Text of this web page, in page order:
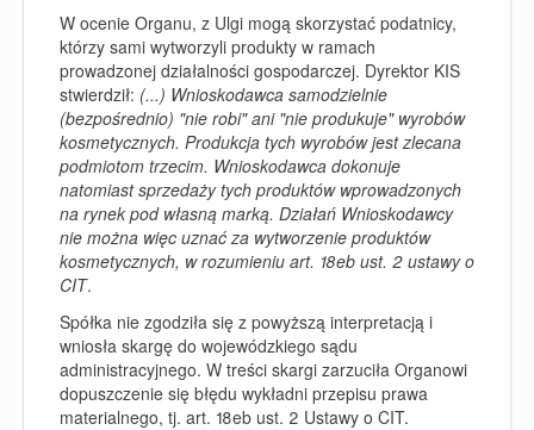
W ocenie Organu, z Ulgi mogą skorzystać podatnicy,
którzy sami wytworzyli produkty w ramach
prowadzonej działalności gospodarczej. Dyrektor KIS
stwierdził: (...) Wnioskodawca samodzielnie
(bezpośrednio) "nie robi" ani "nie produkuje" wyrobów
kosmetycznych. Produkcja tych wyrobów jest zlecana
podmiotom trzecim. Wnioskodawca dokonuje
natomiast sprzedaży tych produktów wprowadzonych
na rynek pod własną marką. Działań Wnioskodawcy
nie można więc uznać za wytworzenie produktów
kosmetycznych, w rozumieniu art. 18eb ust. 2 ustawy o
CIT.
Spółka nie zgodziła się z powyższą interpretacją i
wniosła skargę do wojewódzkiego sądu
administracyjnego. W treści skargi zarzuciła Organowi
dopuszczenie się błędu wykładni przepisu prawa
materialnego, tj. art. 18eb ust. 2 Ustawy o CIT.